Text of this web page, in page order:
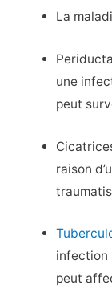
La
une
peut
raison
infection
peut